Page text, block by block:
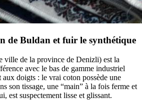
de Buldan et fuir le synthétique
ville de la province de Denizli) est la
avec le bas de gamme industriel
doigts : le vrai coton possède une
son tissage, une “main” à la fois ferme et
est suspectement lisse et glissant.